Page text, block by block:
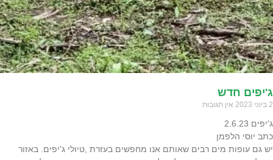
ג'יפים חדש
2 ביוני 2023 אין תגובות
ג'יפים 2.6.23
כתב יוסי הלפמן
יש גם עופות מים רבים שאותם אנו מחפשים בעזרת ,טיולי ג'יפים. באזור